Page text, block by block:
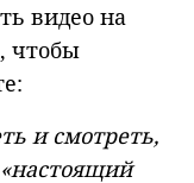
видео на
чтобы
и смотреть,